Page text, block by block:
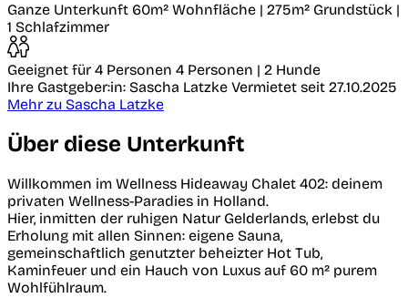
Ganze Unterkunft 60m² Wohnfläche | 275m² Grundstück |
1 Schlafzimmer
Geeignet für 4 Personen 4 Personen | 2 Hunde
Ihre Gastgeber:in: Sascha Latzke Vermietet seit 27.10.2025
Mehr zu Sascha Latzke
Über diese Unterkunft
Willkommen im Wellness Hideaway Chalet 402: deinem
privaten Wellness-Paradies in Holland.
Hier, inmitten der ruhigen Natur Gelderlands, erlebst du
Erholung mit allen Sinnen: eigene Sauna,
gemeinschaftlich genutzter beheizter Hot Tub,
Kaminfeuer und ein Hauch von Luxus auf 60 m² purem
Wohlfühlraum.